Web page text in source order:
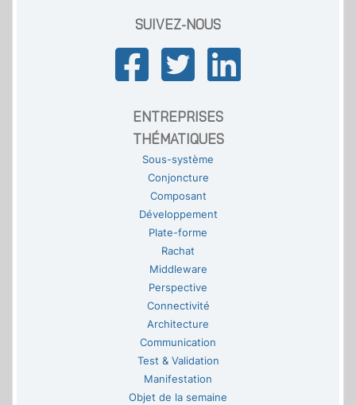
SUIVEZ-NOUS
ENTREPRISES
THÉMATIQUES
Sous-système
Conjoncture
Composant
Développement
Plate-forme
Rachat
Middleware
Perspective
Connectivité
Architecture
Communication
Test & Validation
Manifestation
Objet de la semaine